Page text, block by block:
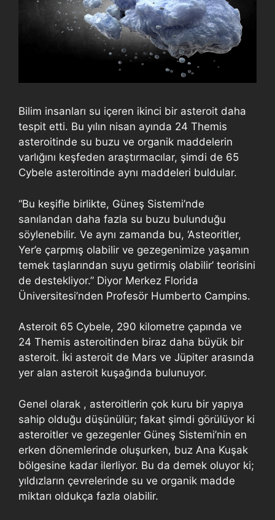
Bilim insanları su içeren ikinci bir asteroit daha
tespit etti. Bu yılın nisan ayında 24 Themis
asteroitinde su buzu ve organik maddelerin
varlığını keşfeden araştırmacılar, şimdi de 65
Cybele asteroitinde aynı maddeleri buldular.
“Bu keşifle birlikte, Güneş Sistemi’nde
sanılandan daha fazla su buzu bulunduğu
söylenebilir. Ve aynı zamanda bu, ‘Asteoritler,
Yer’e çarpmış olabilir ve gezegenimize yaşamın
temek taşlarından suyu getirmiş olabilir’ teorisini
de destekliyor.” Diyor Merkez Florida
Üniversitesi’nden Profesör Humberto Campins.
Asteroit 65 Cybele, 290 kilometre çapında ve
24 Themis asteroitinden biraz daha büyük bir
asteroit. İki asteroit de Mars ve Jüpiter arasında
yer alan asteroit kuşağında bulunuyor.
Genel olarak , asteroitlerin çok kuru bir yapıya
sahip olduğu düşünülür; fakat şimdi görülüyor ki
asteroitler ve gezegenler Güneş Sistemi’nin en
erken dönemlerinde oluşurken, buz Ana Kuşak
bölgesine kadar ilerliyor. Bu da demek oluyor ki;
yıldızların çevrelerinde su ve organik madde
miktarı oldukça fazla olabilir.